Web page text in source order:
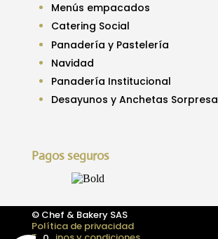
Menús empacados
Catering Social
Panadería y Pastelería
Navidad
Panadería Institucional
Desayunos y Anchetas Sorpresa
Pagos seguros
© Chef & Bakery SAS
Política de privacidad